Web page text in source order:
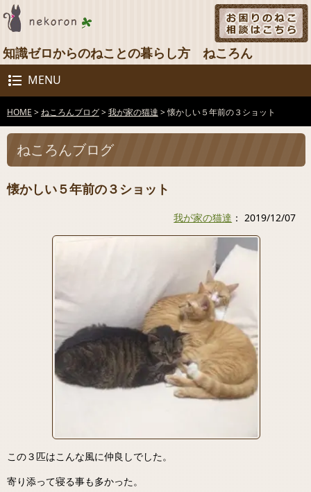
知識ゼロからのねことの暮らし方 ねころん
MENU
HOME >ねころんブログ>我が家の猫達 >懐かしい５年前の３ショット
ねころんブログ
懐かしい５年前の３ショット
我が家の猫達 ： 2019/12/07
この３匹はこんな風に仲良しでした。
寄り添って寝る事も多かった。